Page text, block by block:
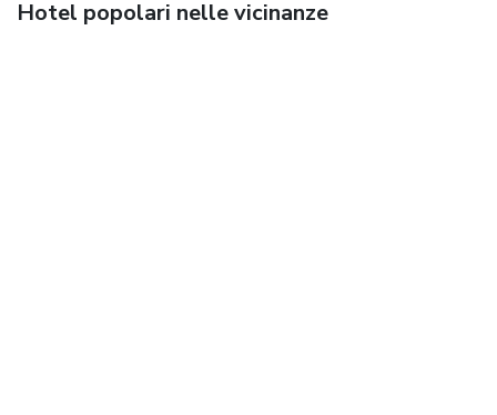
Hotel popolari nelle vicinanze